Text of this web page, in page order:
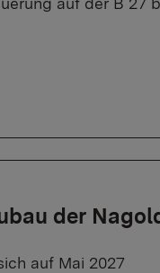
der
auf Mai 2027